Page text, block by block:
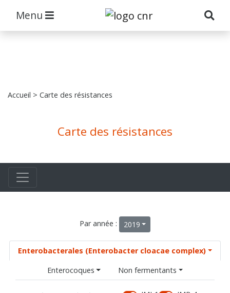
Menu
Accueil > Carte des résistances
Carte des résistances
Par année : 2019
Enterobacterales (Enterobacter cloacae complex)
Enterocoques
Non fermentants